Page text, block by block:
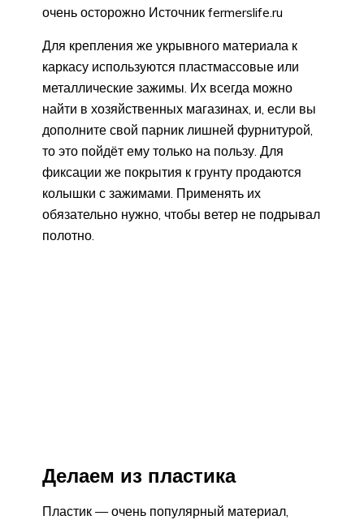
очень осторожно Источник fermerslife.ru
Для крепления же укрывного материала к
каркасу используются пластмассовые или
металлические зажимы. Их всегда можно
найти в хозяйственных магазинах, и, если вы
дополните свой парник лишней фурнитурой,
то это пойдёт ему только на пользу. Для
фиксации же покрытия к грунту продаются
колышки с зажимами. Применять их
обязательно нужно, чтобы ветер не подрывал
полотно.
Делаем из пластика
Пластик — очень популярный материал,